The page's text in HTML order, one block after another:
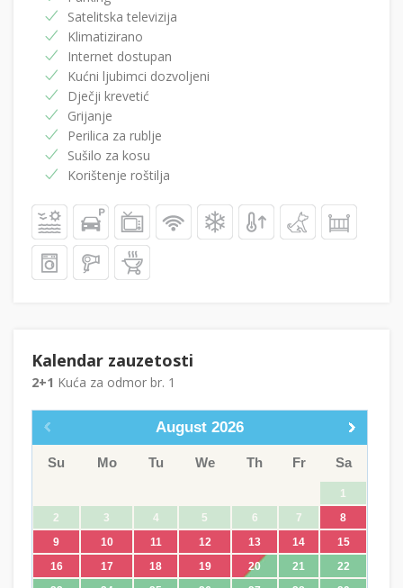
Satelitska televizija
Klimatizirano
Internet dostupan
Kućni ljubimci dozvoljeni
Dječji krevetić
Grijanje
Perilica za rublje
Sušilo za kosu
Korištenje roštilja
Kalendar zauzetosti
2+1 Kuća za odmor br. 1
August 2026
Su Mo Tu We Th Fr Sa
1
2
3 4 5 6 7
8
9
10 11 12 13 14
15
16
17 18 19 20 21
22